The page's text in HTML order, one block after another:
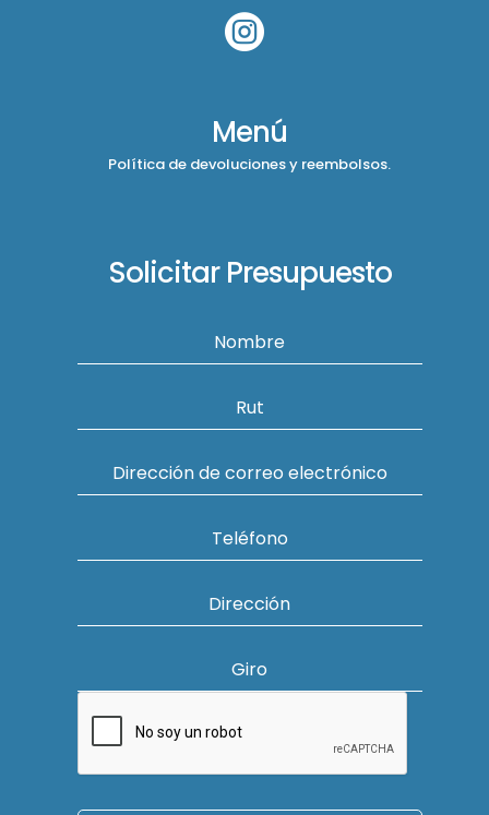

Menú
Política de devoluciones y reembolsos.
Solicitar Presupuesto
Nombre
Rut
Dirección de correo electrónico
Teléfono
Dirección
Giro